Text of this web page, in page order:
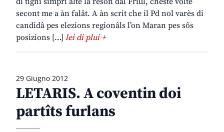
secont me a àn falât. A àn scrit che il Pd nol varès di
candidâ pes elezions regionâls l’on Maran pes sôs
posizions […] lei di plui +
29 Giugno 2012
LETARIS. A coventin doi
partîts furlans
............